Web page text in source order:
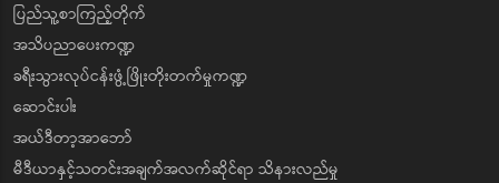
ပြည်သူ့စာကြည့်တိုက်
အသိပညာပေးကဏ္ဍ
ခရီးသွားလုပ်ငန်းဖွံ့ဖြိုးတိုးတက်မှုကဏ္ဍ
ဆောင်းပါး
အယ်ဒီတာ့အာဘော်
မီဒီယာနှင့်သတင်းအချက်အလက်ဆိုင်ရာ သိနားလည်မှု